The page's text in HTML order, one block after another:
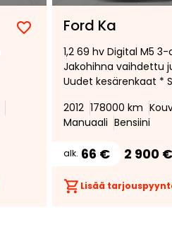
Lisää
suosikiksi
Poista
suosikeista
Ford Ka
1,2 69 hv Digital M5
Jakohihna vaihdettu
Uudet kesärenkaat *
Ilmastointi *
2012 178000 km
Manuaali Bensiini
alk. 66 € 2 900 €
Lisää